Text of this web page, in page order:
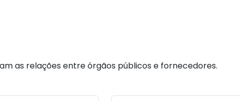
as relações entre órgãos públicos e fornecedores.